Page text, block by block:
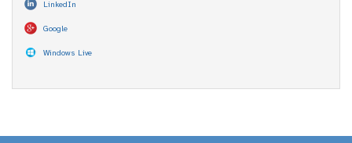
LinkedIn
Google
Windows Live